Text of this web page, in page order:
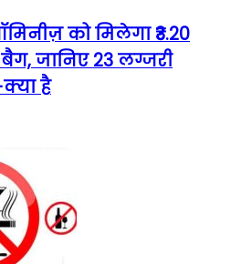
को मिलेगा ₹3.20
जानिए 23 लग्जरी
है